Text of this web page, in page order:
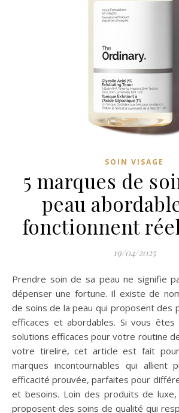
SOIN VISAGE
5 marques de
peau
fonctionnent
19/04/2025
Prendre soin de sa peau ne signifie pas nécessairement
dépenser une fortune. Il existe de
de soins de la peau qui proposent des
efficaces et abordables. Si vous
solutions efficaces pour votre routine
votre tirelire, cet article est fait
marques incontournables qui allient
efficacité prouvée, parfaites pour
et besoins. Loin des produits de
proposent des soins de qualité qui